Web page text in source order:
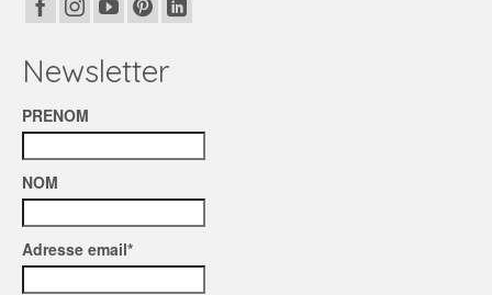
Newsletter
PRENOM
NOM
Adresse email*